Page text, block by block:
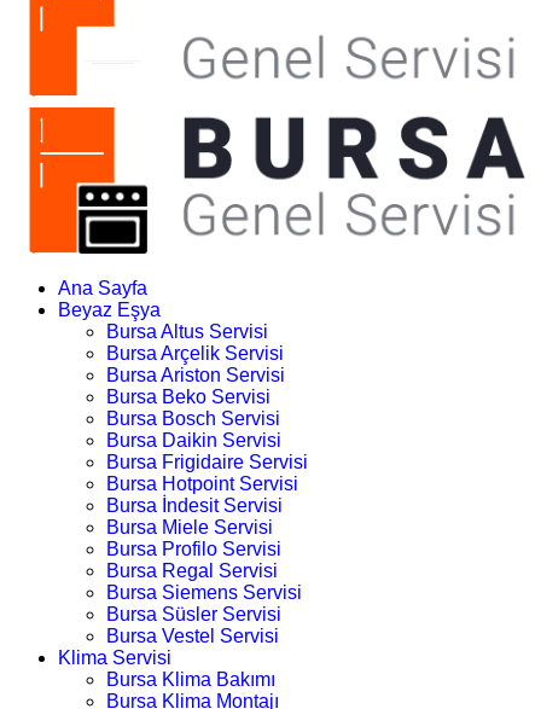
Ana Sayfa
Beyaz Eşya
Bursa Altus Servisi
Bursa Arçelik Servisi
Bursa Ariston Servisi
Bursa Beko Servisi
Bursa Bosch Servisi
Bursa Daikin Servisi
Bursa Frigidaire Servisi
Bursa Hotpoint Servisi
Bursa İndesit Servisi
Bursa Miele Servisi
Bursa Profilo Servisi
Bursa Regal Servisi
Bursa Siemens Servisi
Bursa Süsler Servisi
Bursa Vestel Servisi
Klima Servisi
Bursa Klima Bakımı
Bursa Klima Montajı